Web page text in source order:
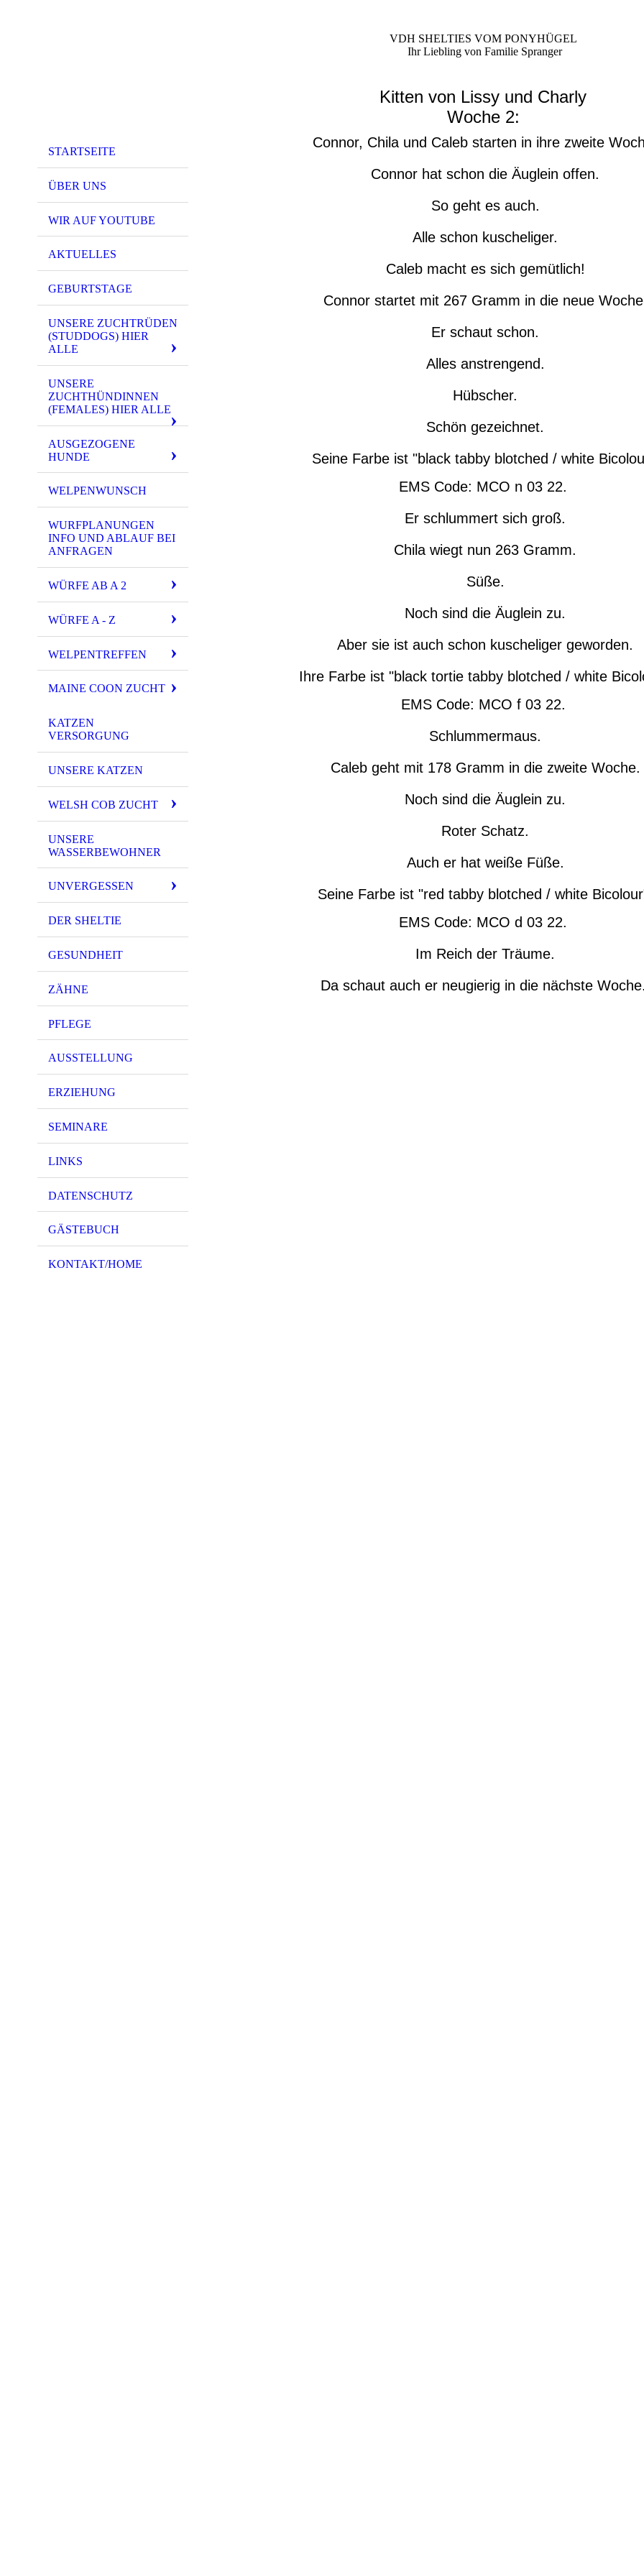
STARTSEITE
ÜBER UNS
WIR AUF YOUTUBE
AKTUELLES
GEBURTSTAGE
UNSERE ZUCHTRÜDEN
(STUDDOGS) HIER
ALLE
UNSERE
ZUCHTHÜNDINNEN
(FEMALES) HIER ALLE
AUSGEZOGENE
HUNDE
WELPENWUNSCH
WURFPLANUNGEN
INFO UND ABLAUF BEI
ANFRAGEN
WÜRFE AB A 2
WÜRFE A - Z
WELPENTREFFEN
MAINE COON ZUCHT
KATZEN
VERSORGUNG
UNSERE KATZEN
WELSH COB ZUCHT
UNSERE
WASSERBEWOHNER
UNVERGESSEN
DER SHELTIE
GESUNDHEIT
ZÄHNE
PFLEGE
AUSSTELLUNG
ERZIEHUNG
SEMINARE
LINKS
DATENSCHUTZ
GÄSTEBUCH
KONTAKT/HOME
VDH SHELTIES VOM PONYHÜGEL
Ihr Liebling von Familie Spranger
Kitten von Lissy und Charly
Woche 2:
Connor, Chila und Caleb starten in ihre zweite
Connor hat schon die Äuglein offen.
So geht es auch.
Alle schon kuscheliger.
Caleb macht es sich gemütlich!
Connor startet mit 267 Gramm in die neue
Er schaut schon.
Alles anstrengend.
Hübscher.
Schön gezeichnet.
Seine Farbe ist "black tabby blotched / white
EMS Code: MCO n 03 22.
Er schlummert sich groß.
Chila wiegt nun 263 Gramm.
Süße.
Noch sind die Äuglein zu.
Aber sie ist auch schon kuscheliger geworden.
Ihre Farbe ist "black tortie tabby blotched / white
EMS Code: MCO f 03 22.
Schlummermaus.
Caleb geht mit 178 Gramm in die zweite Woche.
Noch sind die Äuglein zu.
Roter Schatz.
Auch er hat weiße Füße.
Seine Farbe ist "red tabby blotched / white
EMS Code: MCO d 03 22.
Im Reich der Träume.
Da schaut auch er neugierig in die nächste Woche.